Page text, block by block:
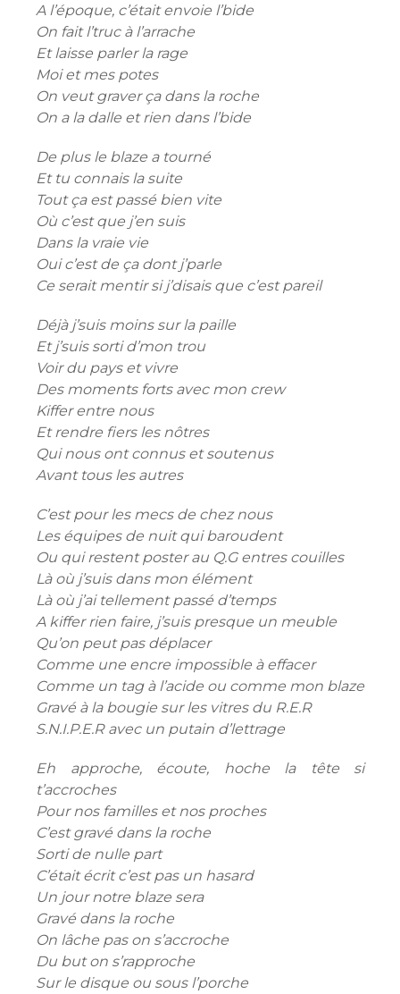
A l’époque, c’était envoie l’bide
On fait l’truc à l’arrache
Et laisse parler la rage
Moi et mes potes
On veut graver ça dans la roche
On a la dalle et rien dans l’bide
De plus le blaze a tourné
Et tu connais la suite
Tout ça est passé bien vite
Où c’est que j’en suis
Dans la vraie vie
Oui c’est de ça dont j’parle
Ce serait mentir si j’disais que c’est pareil
Déjà j’suis moins sur la paille
Et j’suis sorti d’mon trou
Voir du pays et vivre
Des moments forts avec mon crew
Kiffer entre nous
Et rendre fiers les nôtres
Qui nous ont connus et soutenus
Avant tous les autres
C’est pour les mecs de chez nous
Les équipes de nuit qui baroudent
Ou qui restent poster au Q.G entres couilles
Là où j’suis dans mon élément
Là où j’ai tellement passé d’temps
A kiffer rien faire, j’suis presque un meuble
Qu’on peut pas déplacer
Comme une encre impossible à effacer
Comme un tag à l’acide ou comme mon blaze
Gravé à la bougie sur les vitres du R.E.R
S.N.I.P.E.R avec un putain d’lettrage
Eh approche, écoute, hoche la tête si
t’accroches
Pour nos familles et nos proches
C’est gravé dans la roche
Sorti de nulle part
C’était écrit c’est pas un hasard
Un jour notre blaze sera
Gravé dans la roche
On lâche pas on s’accroche
Du but on s’rapproche
Sur le disque ou sous l’porche